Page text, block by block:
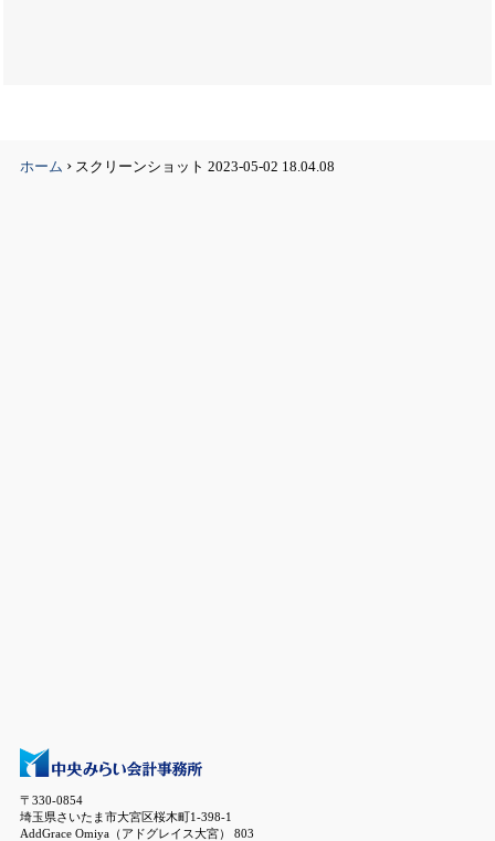
ホーム ›スクリーンショット 2023-05-02 18.04.08
〒330-0854
埼玉県さいたま市大宮区桜木町1-398-1
AddGrace Omiya（アドグレイス大宮） 803